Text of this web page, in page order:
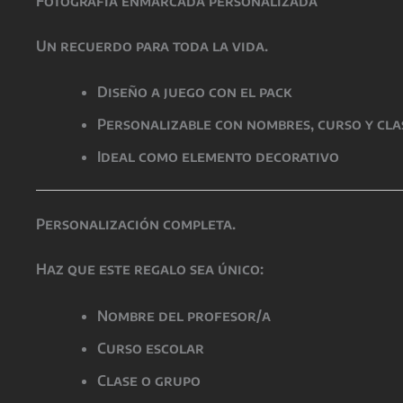
Un recuerdo para toda la vida.
Diseño a juego con el pack
Personalizable con nombres, curso y
Ideal como elemento decorativo
Personalización completa.
Haz que este regalo sea único:
Nombre del profesor/a
Curso escolar
Clase o grupo